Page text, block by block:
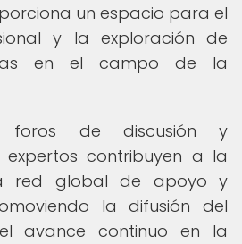
un espacio para el
y la exploración de
en el campo de la
foros de discusión y
contribuyen a la
red global de apoyo y
la difusión del
avance continuo en la